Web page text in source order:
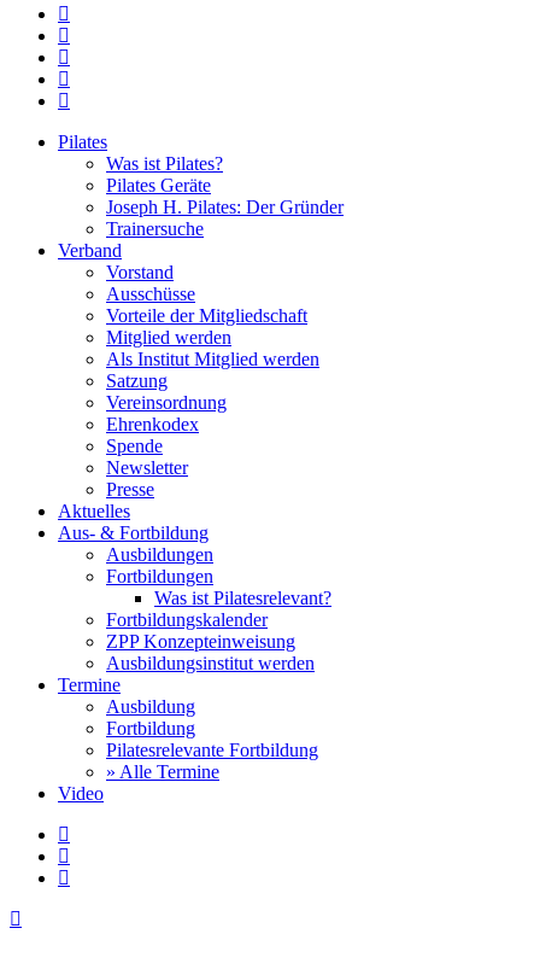
facebook
youtube
instagram
phone
email
Close
Pilates
Was ist Pilates?
Pilates Geräte
Joseph H. Pilates: Der Gründer
Trainersuche
Verband
Vorstand
Ausschüsse
Vorteile der Mitgliedschaft
Mitglied werden
Als Institut Mitglied werden
Satzung
Vereinsordnung
Ehrenkodex
Spende
Newsletter
Presse
Aktuelles
Aus- & Fortbildung
Ausbildungen
Fortbildungen
Was ist Pilatesrelevant?
Fortbildungskalender
ZPP Konzepteinweisung
Ausbildungsinstitut werden
Termine
Ausbildung
Fortbildung
Pilatesrelevante Fortbildung
» Alle Termine
Video
facebook
youtube
instagram